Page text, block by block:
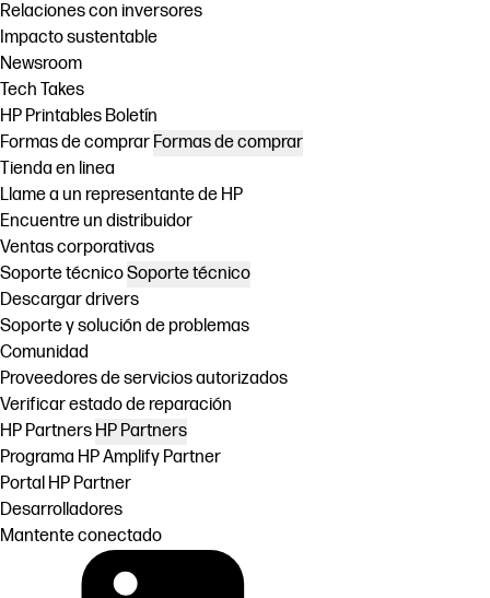
Relaciones con inversores
Impacto sustentable
Newsroom
Tech Takes
HP Printables Boletín
Formas de comprar Formas de comprar
Tienda en linea
Llame a un representante de HP
Encuentre un distribuidor
Ventas corporativas
Soporte técnicoSoporte técnico
Descargar drivers
Soporte y solución de problemas
Comunidad
Proveedores de servicios autorizados
Verificar estado de reparación
HP Partners HP Partners
Programa HP Amplify Partner
Portal HP Partner
Desarrolladores
Mantente conectado